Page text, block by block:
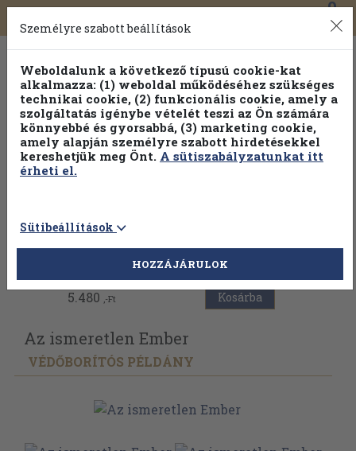
Toggle
navigation
0
Vissza az előző oldalra
5.480 ,-Ft Kosárba
Az ismeretlen Ember
VÉDŐBORÍTÓS PÉLDÁNY
Személyre szabott beállítások
Weboldalunk a következő típusú cookie-kat
alkalmazza: (1) weboldal működéséhez szükséges
technikai cookie, (2) funkcionális cookie, amely a
szolgáltatás igénybe vételét teszi az Ön számára
könnyebbé és gyorsabbá, (3) marketing cookie,
amely alapján személyre szabott hirdetésekkel
kereshetjük meg Önt. A sütiszabályzatunkat itt
érheti el.
Sütibeállítások
HOZZÁJÁRULOK